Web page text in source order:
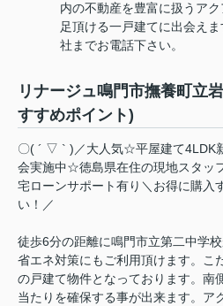
内の不動産を豊富に扱うア
足頂ける一戸建てに出会え
社までお電話下さい。
リナージュ鳴門市撫養町立
すすめポイント)
〇( ´ ▽ ` )／大人気☆平屋建て4LDK
会実施中☆徳島県在住の現地スタッ
宅ローンサポート有り＼お得に購入
い！／
徒歩6分の距離に鳴門市立第二中学
省エネ対策にもご利用頂けます。こ
の戸建て物件となっております。南
当たりを確保する事が出来ます。ア